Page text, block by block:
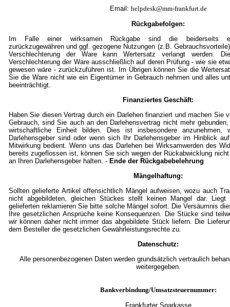
Email: helpdesk@mm-frankfurt.de
Rückgabefolgen:
Im Falle einer wirksamen Rückgabe sind die beiderseits
zurückzugewähren und ggf. gezogene Nutzungen (z.B.
Verschlechterung der Ware kann Wertersatz verlangt werden.
Verschlechterung der Ware ausschließlich auf deren Prüfung - wie sie
gewesen wäre - zurückzuführen ist. Im Übrigen können Sie die
Sie die Ware nicht wie ein Eigentümer in Gebrauch nehmen und alles
beeinträchtigt.
Finanziertes Geschäft:
Haben Sie diesen Vertrag durch ein Darlehen finanziert und machen Sie
Gebrauch, sind Sie auch an den Darlehensvertrag nicht mehr
wirtschaftliche Einheit bilden. Dies ist insbesondere anzunehmen,
Darlehensgeber sind oder wenn sich Ihr Darlehensgeber im Hinblick
Mitwirkung bedient. Wenn uns das Darlehen bei Wirksamwerden des
bereits zugeflossen ist, können Sie sich wegen der Rückabwicklung
an Ihren Darlehensgeber halten. - Ende der Rückgabebelehrung
Mängelhaftung:
Sollten gelieferte Artikel offensichtlich Mängel aufweisen, wozu auch
nicht abgebildeten, gleichen Stückes stellt keinen Mangel dar.
gelieferten reklamieren Sie bitte solche Mängel sofort. Die Versäumnis
Ihre gesetzlichen Ansprüche keine Konsequenzen. Die Stücke sind
wir können daher nicht immer das abgebildete Stück liefern. Die
dem Besteller die gesetzlichen Gewährleistungsrechte zu.
Datenschutz:
Alle personenbezogenen Daten werden grundsätzlich vertraulich
weitergegeben.
Bankverbindung/Umsatzsteuernummer:
Frankfurter Sparkasse